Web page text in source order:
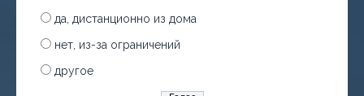
да, дистанционно из дома
нет, из-за ограничений
другое